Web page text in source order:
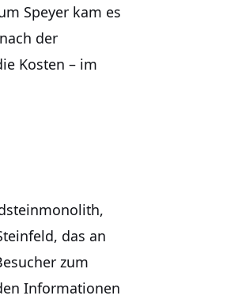
Speyer kam es
der
Kosten – im
das an
zum
Informationen